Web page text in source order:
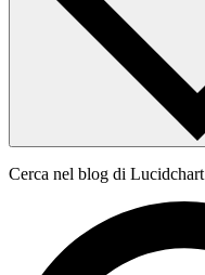
Cerca nel blog di Lucidchart